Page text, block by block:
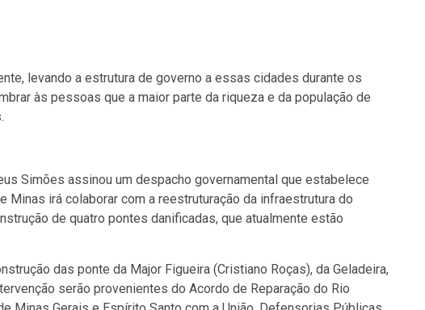
levando a estrutura de governo a essas cidades durante os
às pessoas que a maior parte da riqueza e da população de
Simões assinou um despacho governamental que estabelece
Minas irá colaborar com a reestruturação da infraestrutura do
de quatro pontes danificadas, que atualmente estão
das ponte da Major Figueira (Cristiano Roças), da Geladeira,
serão provenientes do Acordo de Reparação do Rio